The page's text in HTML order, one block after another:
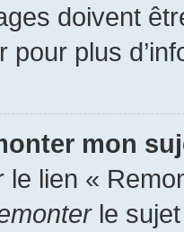
doivent
pour plus
mon
le lien «
le sujet